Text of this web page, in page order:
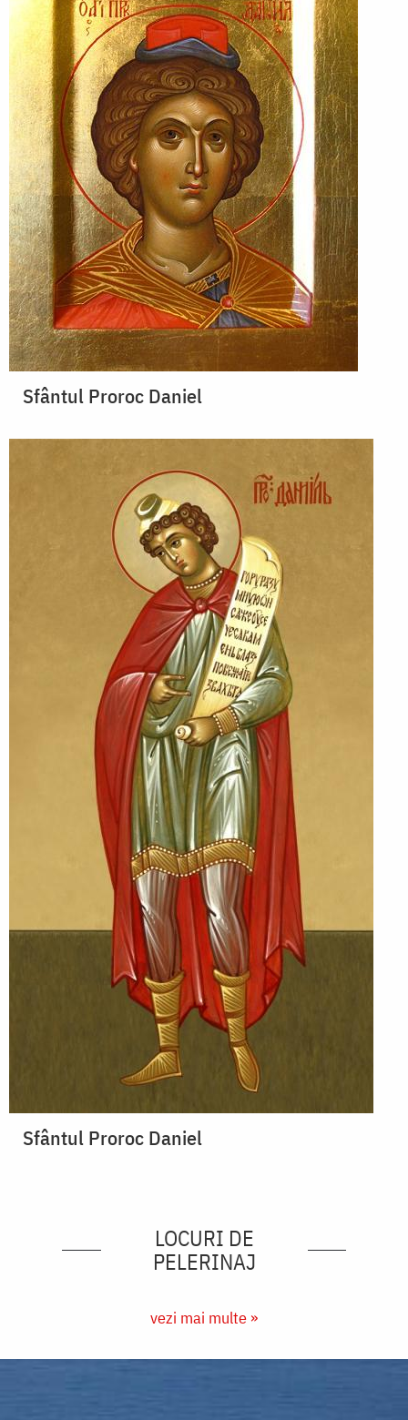
Sfântul Proroc Daniel
Sfântul Proroc Daniel
LOCURI DE
PELERINAJ
vezi mai multe »